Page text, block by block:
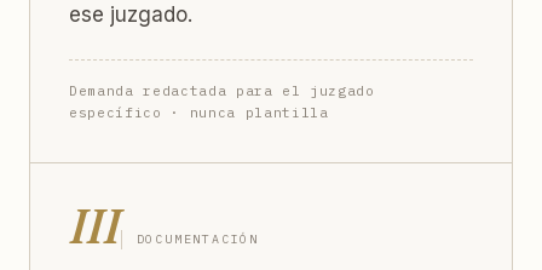
ese juzgado.
Demanda redactada para el juzgado
específico · nunca plantilla
III DOCUMENTACIÓN